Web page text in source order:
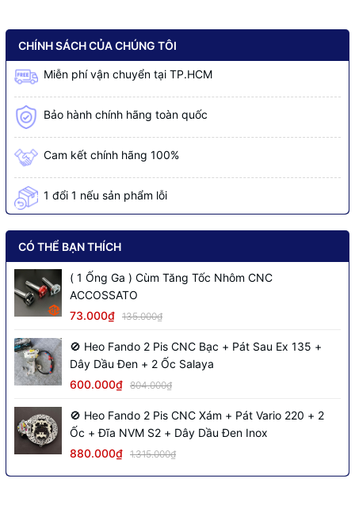
CHÍNH SÁCH CỦA CHÚNG TÔI
Miễn phí vận chuyển tại TP.HCM
Bảo hành chính hãng toàn quốc
Cam kết chính hãng 100%
1 đổi 1 nếu sản phẩm lỗi
CÓ THỂ BẠN THÍCH
( 1 Ống Ga ) Cùm Tăng Tốc Nhôm CNC
ACCOSSATO
73.000₫ 135.000₫
🚫 Heo Fando 2 Pis CNC Bạc + Pát Sau Ex 135 +
Dây Dầu Đen + 2 Ốc Salaya
600.000₫ 804.000₫
🚫 Heo Fando 2 Pis CNC Xám + Pát Vario 220 + 2
Ốc + Đĩa NVM S2 + Dây Dầu Đen Inox
880.000₫ 1.315.000₫